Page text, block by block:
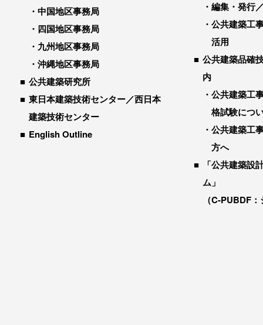
中国地区事務局
四国地区事務局
九州地区事務局
沖縄地区事務局
公共建築研究所
東日本建築技術センター／西日本
建築技術センター
English Outline
編集・発行
公共建築工
活用
公共建築品確
内
公共建築工
格試験につ
公共建築工
方へ
「公共建築設
ム」
（C-PUBDF